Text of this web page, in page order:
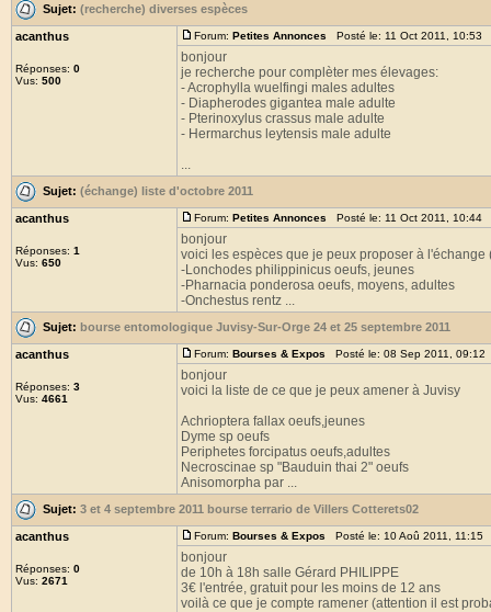
Sujet: (recherche) diverses espèces
acanthus
Réponses: 0
Vus: 500
Forum: Petites Annonces Posté le: 11 Oct 2011,
bonjour
je recherche pour complèter mes élevages:
- Acrophylla wuelfingi males adultes
- Diapherodes gigantea male adulte
- Pterinoxylus crassus male adulte
- Hermarchus leytensis male adulte
...
Sujet: (échange) liste d'octobre 2011
acanthus
Réponses: 1
Vus: 650
Forum: Petites Annonces Posté le: 11 Oct 2011,
bonjour
voici les espèces que je peux proposer à
-Lonchodes philippinicus oeufs, jeunes
-Pharnacia ponderosa oeufs, moyens, adultes
-Onchestus rentz ...
Sujet: bourse entomologique Juvisy-Sur-Orge 24 et 25 septembre 2011
acanthus
Réponses: 3
Vus: 4661
Forum: Bourses & Expos Posté le: 08 Sep 2011,
bonjour
voici la liste de ce que je peux amener à Juvisy
Achrioptera fallax oeufs,jeunes
Dyme sp oeufs
Periphetes forcipatus oeufs,adultes
Necroscinae sp "Bauduin thai 2" oeufs
Anisomorpha par ...
Sujet: 3 et 4 septembre 2011 bourse terrario de Villers Cotterets02
acanthus
Réponses: 0
Vus: 2671
Forum: Bourses & Expos Posté le: 10 Aoû 2011,
bonjour
de 10h à 18h salle Gérard PHILIPPE
3€ l'entrée, gratuit pour les moins de 12 ans
voilà ce que je compte ramener (attention il est